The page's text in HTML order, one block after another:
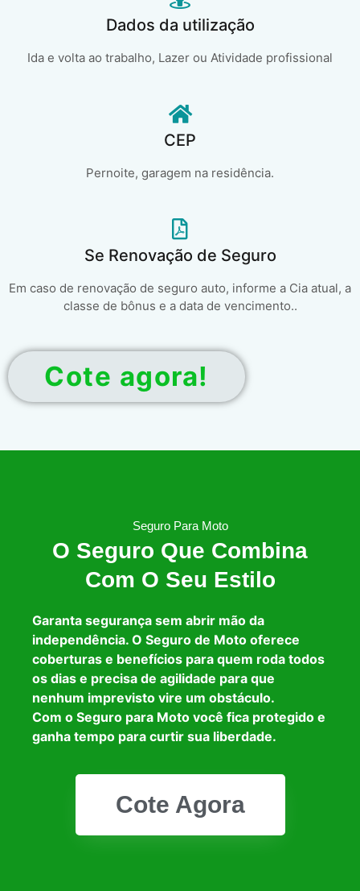
Dados da utilização
Ida e volta ao trabalho, Lazer ou Atividade profissional
CEP
Pernoite, garagem na residência.
Se Renovação de Seguro
Em caso de renovação de seguro auto, informe a Cia atual, a
classe de bônus e a data de vencimento..
Cote agora!
Seguro Para Moto
O Seguro Que Combina
Com O Seu Estilo
Garanta segurança sem abrir mão da
independência. O Seguro de Moto oferece
coberturas e benefícios para quem roda todos
os dias e precisa de agilidade para que
nenhum imprevisto vire um obstáculo.
Com o Seguro para Moto você fica protegido e
ganha tempo para curtir sua liberdade.
Cote Agora